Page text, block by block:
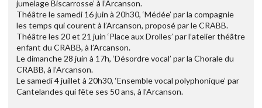
jumelage Biscarrosse’ à l’Arcanson.
Théâtre le samedi 16 juin à 20h30, ‘Médée’ par la compagnie
les temps qui courent à l’Arcanson, proposé par le CRABB.
Théâtre les 20 et 21 juin ‘Place aux Drolles’ par l’atelier théâtre
enfant du CRABB, à l’Arcanson.
Le dimanche 28 juin à 17h, ‘Désordre vocal’ par la Chorale du
CRABB, à l’Arcanson.
Le samedi 4 juillet à 20h30, ‘Ensemble vocal polyphonique’ par
Cantelandes qui fête ses 50 ans, à l’Arcanson.